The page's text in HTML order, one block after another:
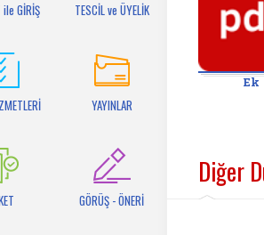
ile GİRİŞ TESCİL ve ÜYELİK
YAYINLAR
GÖRÜŞ - ÖNERİ
Ek
Diğer